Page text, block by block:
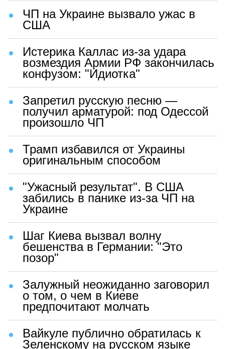
ЧП на Украине вызвало ужас в
США
Истерика Каллас из-за удара
возмездия Армии РФ закончилась
конфузом: "Идиотка"
Запретил русскую песню —
получил арматурой: под Одессой
произошло ЧП
Трамп избавился от Украины
оригинальным способом
"Ужасный результат". В США
забились в панике из-за ЧП на
Украине
Шаг Киева вызвал волну
бешенства в Германии: "Это
позор"
Залужный неожиданно заговорил
о том, о чем в Киеве
предпочитают молчать
Вайкуле публично обратилась к
Зеленскому на русском языке